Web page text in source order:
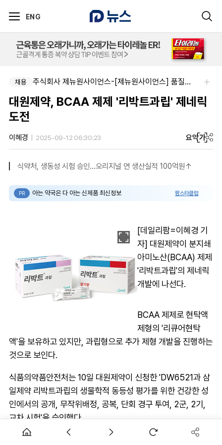
ENG
채용 주식회사 제뉴원사이언스-[제뉴원사이언스] 품질관리약사 모집(경력무관)
대원제약, BCAA 제제 '리박트과립' 제네릭
도전
이혜경 2025-09-12 06:30:23 요약가
식약처, 생동성 시험 승인...오리지널 연 생산실적 100억원↑
PR 아는 약국은 다 아는 신제품 최신정보 팜스타클럽
[데일리팜=이혜경 기
자] 대원제약이 분지쇄
아미노산(BCAA) 제제
'리박트과립'의 제네릭
개발에 나선다.
BCAA 제제로 현탁액
제형의 '리큐어현탁
액'을 보유하고 있지만, 과립형으로 추가 제형 개발을 진행하는
것으로 보인다.
식품의약품안전처는 10일 대원제약이 신청한 'DW6521과 삼
일제약 리박트과립의 생물학적 동등성 평가를 위한 건강한 성
인에서의 공개, 무작위배정, 공복, 단회 경구 투여, 2군, 2기,
교차 시험'을 승인했다.
지난 1999년 삼일제약이 허가 받은 리박트과립은 '식사 섭취